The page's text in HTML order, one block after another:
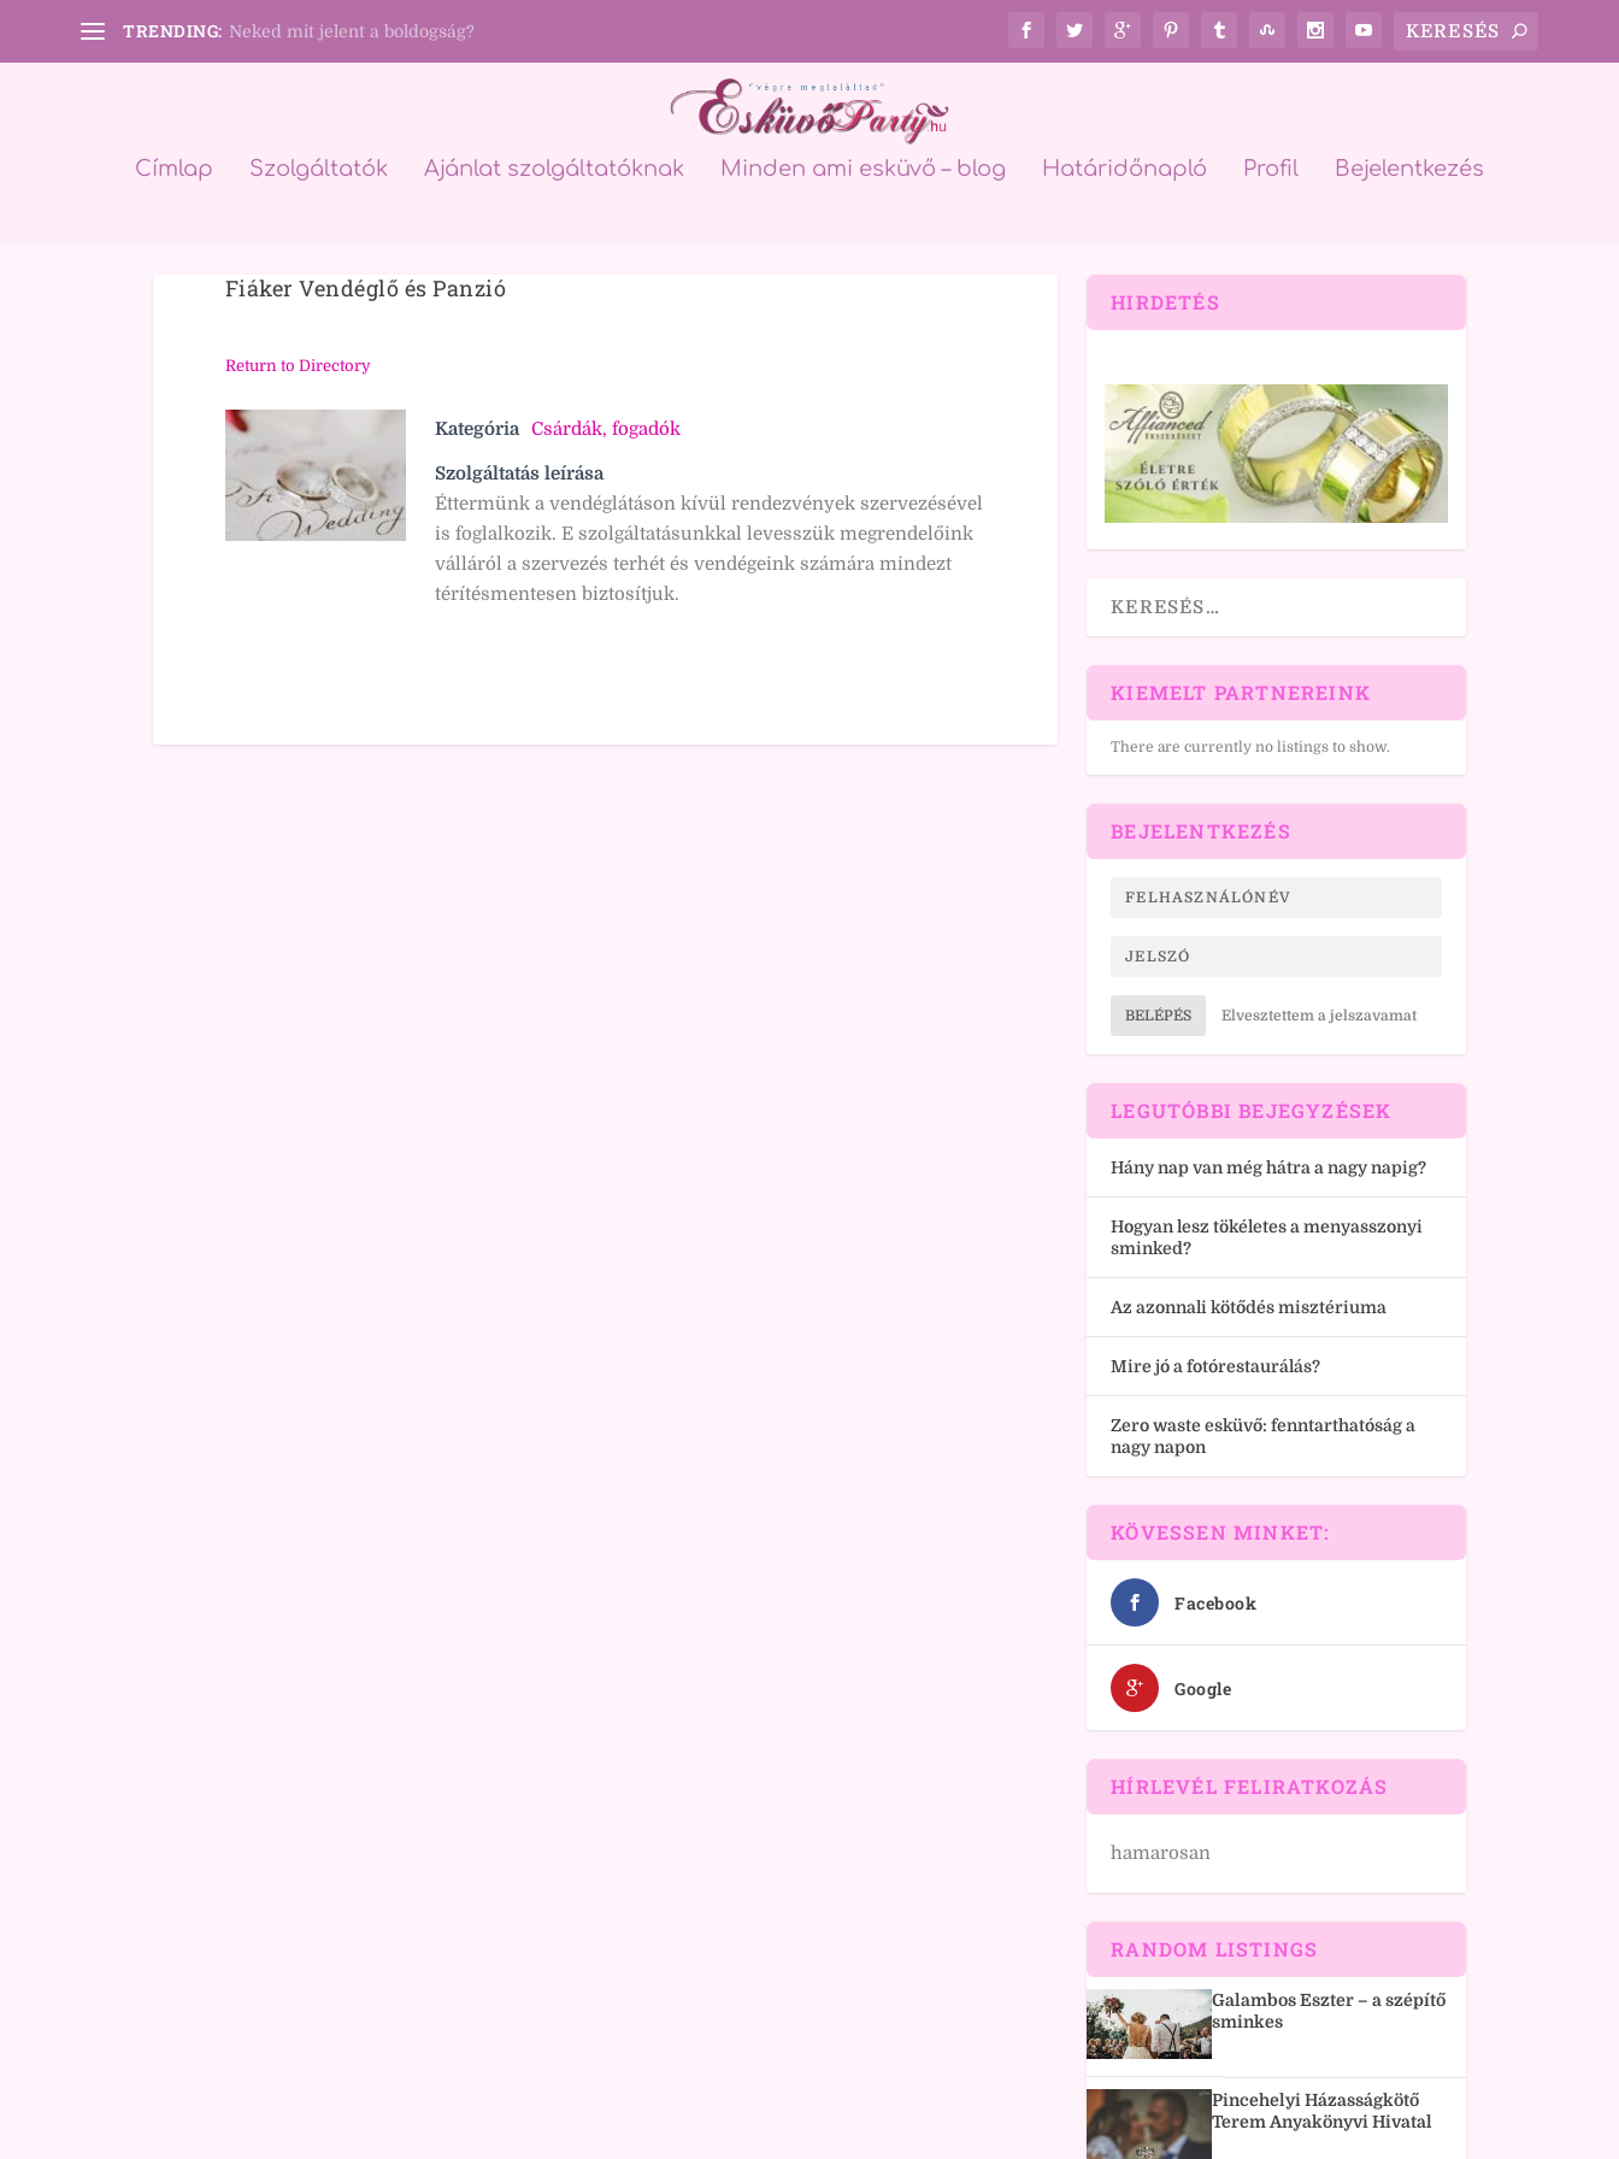
TRENDING: Neked mit jelent a boldogság?
Címlap Szolgáltatók Ajánlat szolgáltatóknak Minden ami esküvő – blog Határidőnapló Profil Bejelentkezés
Fiáker Vendéglő és Panzió
Return to Directory
Kategória Csárdák, fogadók
Szolgáltatás leírása
Éttermünk a vendéglátáson kívül rendezvények szervezésével
is foglalkozik. E szolgáltatásunkkal levesszük megrendelőink
válláról a szervezés terhét és vendégeink számára mindezt
térítésmentesen biztosítjuk.
HIRDETÉS
KIEMELT PARTNEREINK
There are currently no listings to show.
BEJELENTKEZÉS
BELÉPÉS Elvesztettem a jelszavamat
LEGUTÓBBI BEJEGYZÉSEK
Hány nap van még hátra a nagy napig?
Hogyan lesz tökéletes a menyasszonyi
sminked?
Az azonnali kötődés misztériuma
Mire jó a fotórestaurálás?
Zero waste esküvő: fenntarthatóság a
nagy napon
KÖVESSEN MINKET:
Facebook
Google
HÍRLEVÉL FELIRATKOZÁS
hamarosan
RANDOM LISTINGS
Galambos Eszter – a szépítő
sminkes
Pincehelyi Házasságkötő
Terem Anyakönyvi Hivatal